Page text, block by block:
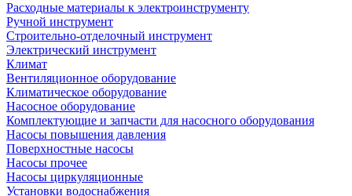
Расходные материалы к электроинструменту
Ручной инструмент
Строительно-отделочный инструмент
Электрический инструмент
Климат
Вентиляционное оборудование
Климатическое оборудование
Насосное оборудование
Комплектующие и запчасти для насосного оборудования
Насосы повышения давления
Поверхностные насосы
Насосы прочее
Насосы циркуляционные
Установки водоснабжения